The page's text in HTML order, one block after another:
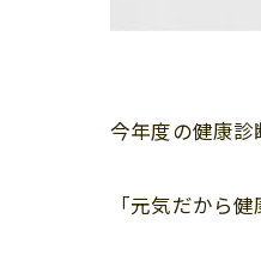
今年度の健康
「元気だから